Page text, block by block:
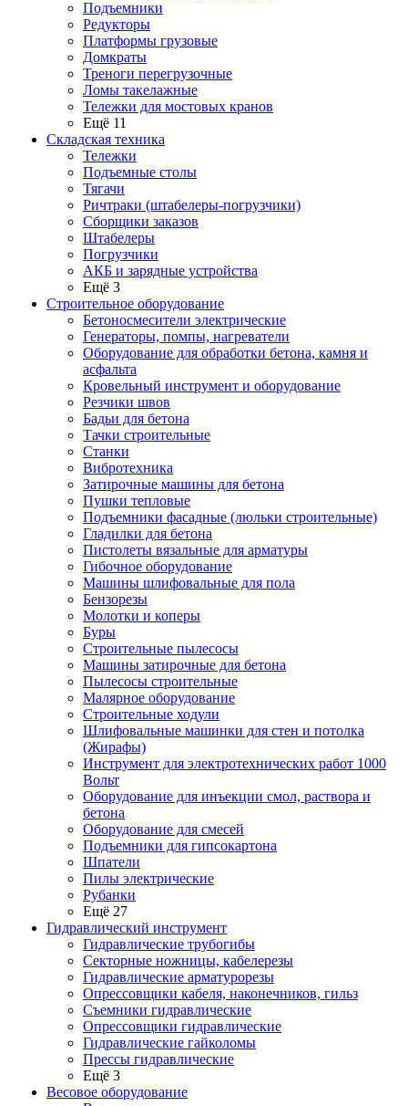
Подъемники
Редукторы
Платформы грузовые
Домкраты
Треноги перегрузочные
Ломы такелажные
Тележки для мостовых кранов
Ещё 11
Складская техника
Тележки
Подъемные столы
Тягачи
Ричтраки (штабелеры-погрузчики)
Сборщики заказов
Штабелеры
Погрузчики
АКБ и зарядные устройства
Ещё 3
Строительное оборудование
Бетоносмесители электрические
Генераторы, помпы, нагреватели
Оборудование для обработки бетона, камня и
асфальта
Кровельный инструмент и оборудование
Резчики швов
Бадьи для бетона
Тачки строительные
Станки
Вибротехника
Затирочные машины для бетона
Пушки тепловые
Подъемники фасадные (люльки строительные)
Гладилки для бетона
Пистолеты вязальные для арматуры
Гибочное оборудование
Машины шлифовальные для пола
Бензорезы
Молотки и коперы
Буры
Строительные пылесосы
Машины затирочные для бетона
Пылесосы строительные
Малярное оборудование
Строительные ходули
Шлифовальные машинки для стен и потолка
(Жирафы)
Инструмент для электротехнических работ 1000
Вольт
Оборудование для инъекции смол, раствора и
бетона
Оборудование для смесей
Подъемники для гипсокартона
Шпатели
Пилы электрические
Рубанки
Ещё 27
Гидравлический инструмент
Гидравлические трубогибы
Секторные ножницы, кабелерезы
Гидравлические арматурорезы
Опрессовщики кабеля, наконечников, гильз
Съемники гидравлические
Опрессовщики гидравлические
Гидравлические гайколомы
Прессы гидравлические
Ещё 3
Весовое оборудование